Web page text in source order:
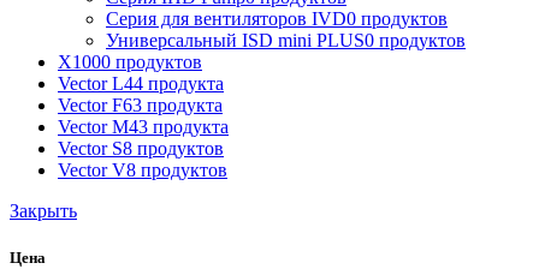
Серия для вентиляторов IVD0 продуктов
Универсальный ISD mini PLUS0 продуктов
X1000 продуктов
Vector L44 продукта
Vector F63 продукта
Vector M43 продукта
Vector S8 продуктов
Vector V8 продуктов
Закрыть
Цена